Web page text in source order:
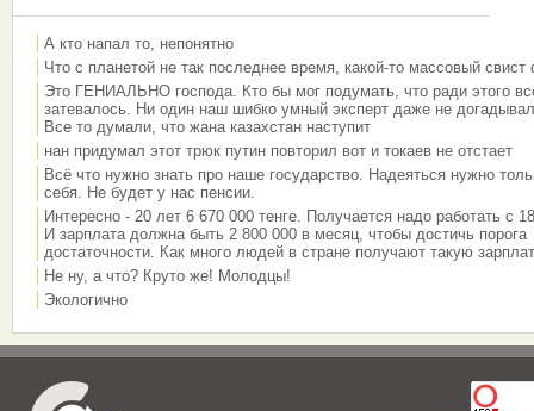
А кто напал то, непонятно
Что с планетой не так последнее время, какой-то массовый свист
Это ГЕНИАЛЬНО господа. Кто бы мог подумать, что ради этого
затевалось. Ни один наш шибко умный эксперт даже не
Все то думали, что жана казахстан наступит
нан придумал этот трюк путин повторил вот и токаев не отстает
Всё что нужно знать про наше государство. Надеяться нужно
себя. Не будет у нас пенсии.
Интересно - 20 лет 6 670 000 тенге. Получается надо работать с
И зарплата должна быть 2 800 000 в месяц, чтобы достичь порога
достаточности. Как много людей в стране получают такую
Не ну, а что? Круто же! Молодцы!
Экологично